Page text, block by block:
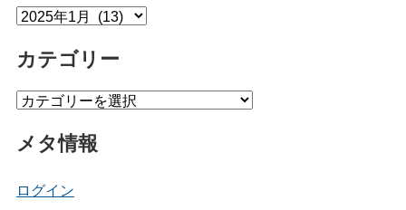
ア
カ
ブ
カテゴリー
カ
ゴ
ー
メタ情報
ログイン